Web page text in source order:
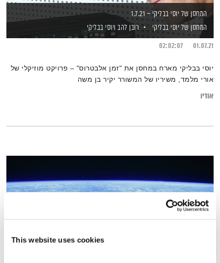
This website uses cookies
המחסן של יוסי בבליקי – 1.7.21
המחסן של יוסי בבליקי
רובן להב ויוסי בבליקי
01.07.21
02:02:07
יוסי בבליקי מארח במחסן את "זמן אלבטרוס" – פרויקט מוזיקלי של
אורי מלמד, משיריו של המשורר יקיר בן משה
אודיו